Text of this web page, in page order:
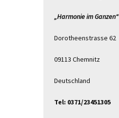
„Harmonie im Ganzen“
Dorotheenstrasse 62
09113 Chemnitz
Deutschland
Tel: 0371/23451305